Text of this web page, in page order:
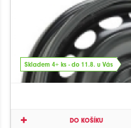
Skladem 4+ ks - do 11.8. u Vás
DO KOŠÍKU